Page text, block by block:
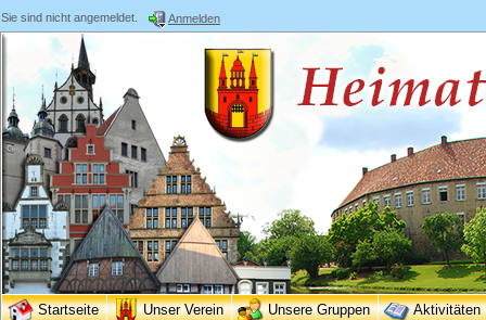
Sie sind nicht angemeldet. Anmelden
Startseite Unser Verein Unsere Gruppen Aktivitäten